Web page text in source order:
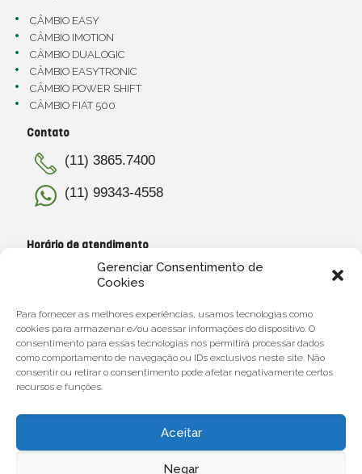
Gerenciar Consentimento de
Cookies
Para fornecer as melhores experiências, usamos tecnologias como
cookies para armazenar e/ou acessar informações do dispositivo. O
consentimento para essas tecnologias nos permitirá processar dados
como comportamento de navegação ou IDs exclusivos neste site. Não
consentir ou retirar o consentimento pode afetar negativamente certos
recursos e funções.
Aceitar
Negar
CÂMBIO EASY
CÂMBIO IMOTION
CÂMBIO DUALOGIC
CÂMBIO EASYTRONIC
CÂMBIO POWER SHIFT
CÂMBIO FIAT 500
Contato
(11) 3865.7400
(11) 99343-4558
Horário de atendimento
De segunda à sexta das 8h às 17h
Ponto Branco Mecânica Automotiva 2020 © Todos os Direitos